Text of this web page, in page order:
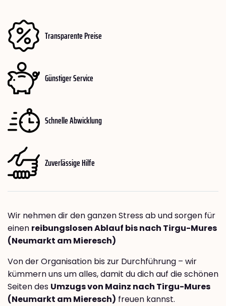
Transparente Preise
Günstiger Service
Schnelle Abwicklung
Zuverlässige Hilfe
Wir nehmen dir den ganzen Stress ab und sorgen für
einen reibungslosen Ablauf bis nach Tirgu-Mures
(Neumarkt am Mieresch)
Von der Organisation bis zur Durchführung – wir
kümmern uns um alles, damit du dich auf die schönen
Seiten des Umzugs von Mainz nach Tirgu-Mures
(Neumarkt am Mieresch) freuen kannst.